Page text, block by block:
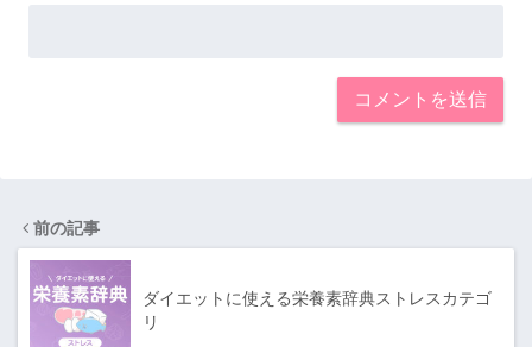
前の記事
ダイエットに使える栄養素辞典ストレスカテゴ
リ